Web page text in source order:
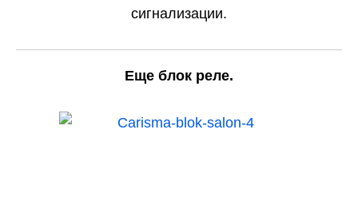
сигнализации.
Еще блок реле.